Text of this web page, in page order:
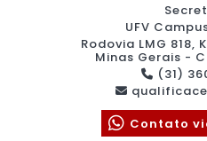
UFV
Rodovia LMG 818,
Minas Gerais -
(31)
Contato